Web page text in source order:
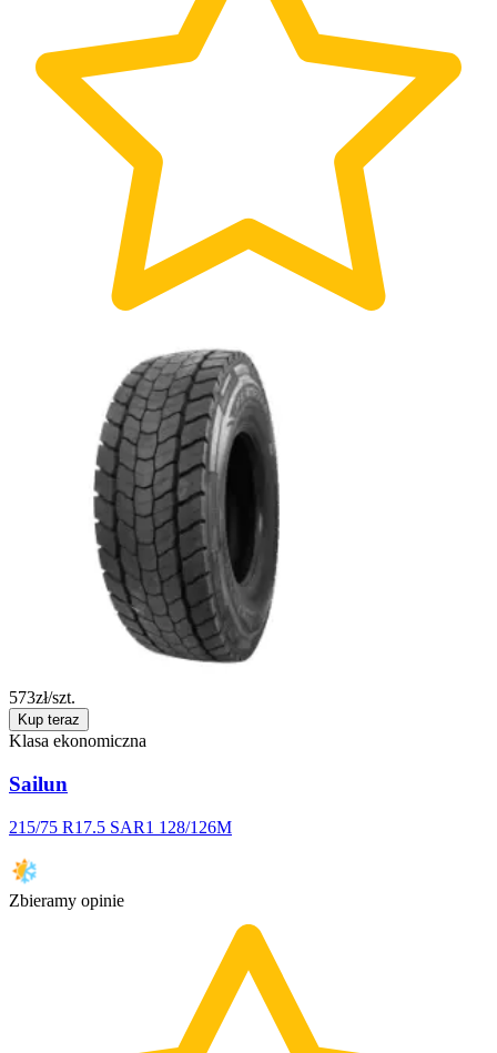
573zł/szt.
Kup teraz
Klasa ekonomiczna
Sailun
215/75 R17.5 SAR1 128/126M
Zbieramy opinie